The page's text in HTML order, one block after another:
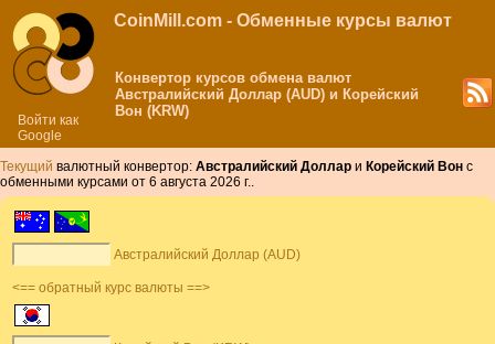
Войти как
Google
CoinMill.com - Обменные курсы валют
Конвертор курсов обмена валют
Австралийский Доллар (AUD) и Корейский
Вон (KRW)
Текущий валютный конвертор: Австралийский Доллар и Корейский Вон с
обменными курсами от 6 августа 2026 г..
Австралийский Доллар (AUD)
<== обратный курс валюты ==>